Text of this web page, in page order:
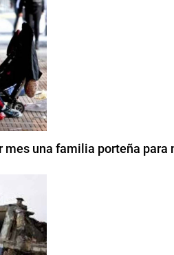
una familia porteña para